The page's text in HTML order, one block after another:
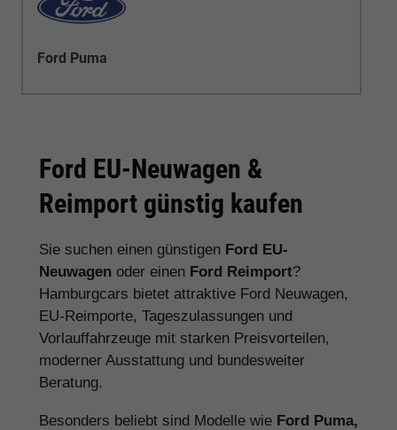
Ford Puma
Ford EU-Neuwagen &
Reimport günstig kaufen
Sie suchen einen günstigen Ford EU-
Neuwagen oder einen Ford Reimport?
Hamburgcars bietet attraktive Ford Neuwagen,
EU-Reimporte, Tageszulassungen und
Vorlauffahrzeuge mit starken Preisvorteilen,
moderner Ausstattung und bundesweiter
Beratung.
Besonders beliebt sind Modelle wie Ford Puma,